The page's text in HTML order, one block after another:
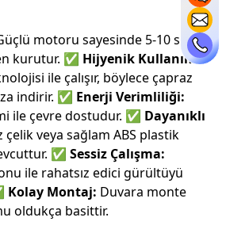
motoru sayesinde 5-10 saniye
kurutur. ✅ Hijyenik Kullanım:
ile çalışır, böylece çapraz
indirir. ✅ Enerji Verimliliği:
ile çevre dostudur. ✅ Dayanıklı
çelik veya sağlam ABS plastik
✅ Sessiz Çalışma:
ile rahatsız edici gürültüyü
Kolay Montaj: Duvara monte
oldukça basittir.